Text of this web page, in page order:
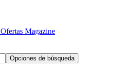
Ofertas Magazine
Opciones de búsqueda